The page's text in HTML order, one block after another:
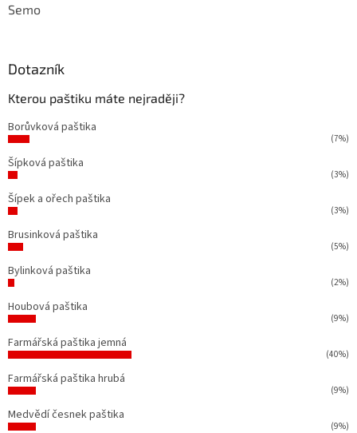
Semo
Dotazník
Kterou paštiku máte nejraději?
Borůvková paštika
(7%)
Šípková paštika
(3%)
Šípek a ořech paštika
(3%)
Brusinková paštika
(5%)
Bylinková paštika
(2%)
Houbová paštika
(9%)
Farmářská paštika jemná
(40%)
Farmářská paštika hrubá
(9%)
Medvědí česnek paštika
(9%)